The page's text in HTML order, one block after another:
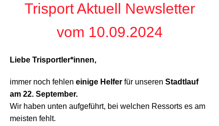
Trisport Aktuell Newsletter
vom 10.09.2024
Liebe Trisportler*innen,
immer noch fehlen einige Helfer für unseren Stadtlauf
am 22. September.
Wir haben unten aufgeführt, bei welchen Ressorts es am
meisten fehlt.